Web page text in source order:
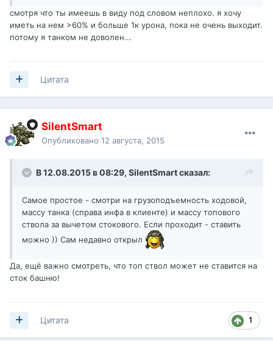
смотря что ты имеешь в виду под словом неплохо. я хочу
иметь на нем >60% и больше 1к урона, пока не очень выходит.
потому я танком не доволен...
Цитата
SilentSmart
Опубликовано 12 августа, 2015
В 12.08.2015 в 08:29, SilentSmartсказал:
Самое простое - смотри на грузоподъемность ходовой,
массу танка (справа инфа в клиенте) и массу топового
ствола за вычетом стокового. Если проходит - ставить
можно )) Сам недавно открыл
Да, ещё важно смотреть, что топ ствол может не ставится на
сток башню!
1
Цитата